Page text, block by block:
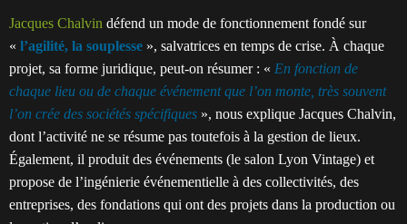
Jacques Chalvin défend un mode de fonctionnement fondé sur
« l’agilité, la souplesse », salvatrices en temps de crise. À chaque
projet, sa forme juridique, peut-on résumer : « En fonction de
chaque lieu ou de chaque événement que l’on monte, très souvent
l’on crée des sociétés spécifiques », nous explique Jacques Chalvin,
dont l’activité ne se résume pas toutefois à la gestion de lieux.
Également, il produit des événements (le salon Lyon Vintage) et
propose de l’ingénierie événementielle à des collectivités, des
entreprises, des fondations qui ont des projets dans la production ou